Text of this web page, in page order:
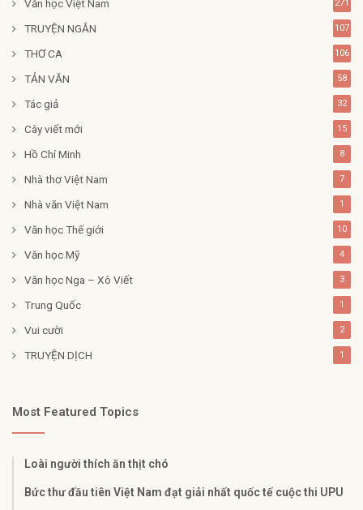
Văn học Việt Nam 271
TRUYỆN NGẮN 107
THƠ CA 106
TẢN VĂN 58
Tác giả 32
Cây viết mới 15
Hồ Chí Minh 8
Nhà thơ Việt Nam 7
Nhà văn Việt Nam 1
Văn học Thế giới 10
Văn học Mỹ 4
Văn học Nga – Xô Viết 3
Trung Quốc 1
Vui cười 2
TRUYỆN DỊCH 1
Most Featured Topics
Loài người thích ăn thịt chó
Bức thư đầu tiên Việt Nam đạt giải nhất quốc tế cuộc thi UPU